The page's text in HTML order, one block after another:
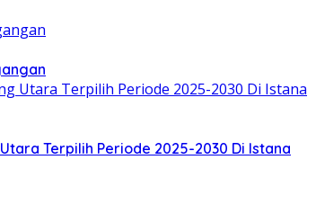
Terpilih Periode 2025-2030 Di Istana